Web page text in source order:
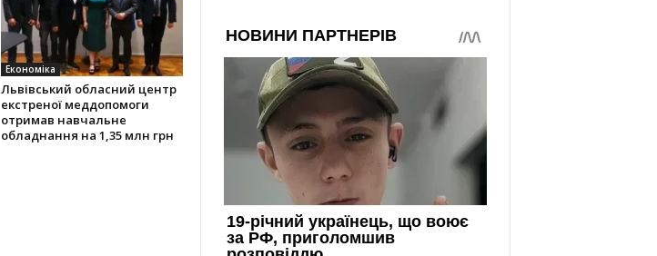
Економіка
Львівський обласний центр
екстреної меддопомоги
отримав навчальне
обладнання на 1,35 млн грн